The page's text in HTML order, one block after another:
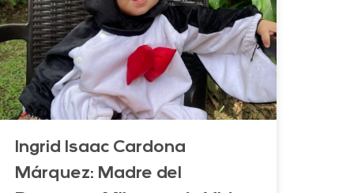
Ingrid Isaac Cardona
Márquez: Madre del